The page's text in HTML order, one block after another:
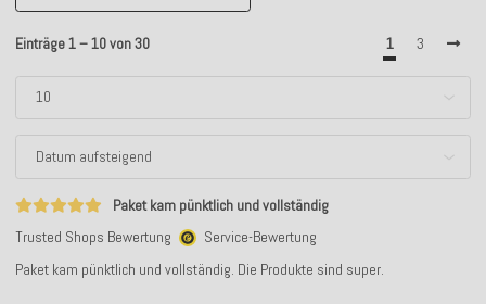
Einträge 1 – 10 von 30 1 3
Paket kam pünktlich und vollständig
Trusted Shops Bewertung
Service-Bewertung
Paket kam pünktlich und vollständig. Die Produkte sind super.